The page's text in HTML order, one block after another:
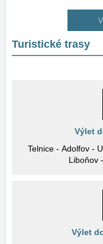
Turistické trasy
Výlet
Telnice - Adolfov -
Liboňov
Výlet